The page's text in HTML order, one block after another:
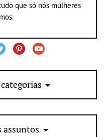
que só nós mulheres
assuntos